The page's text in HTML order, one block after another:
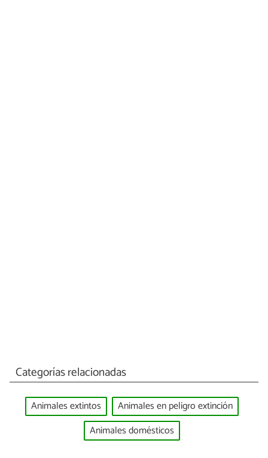
Categorías relacionadas
Animales extintos
Animales en peligro extinción
Animales domésticos